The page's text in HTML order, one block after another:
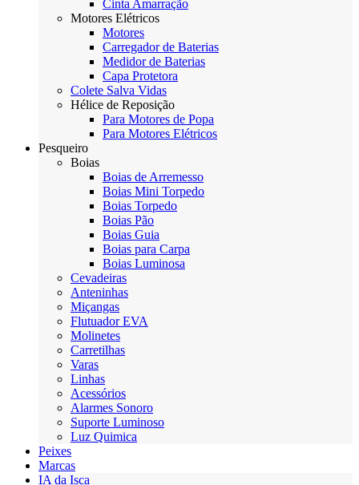
Cinta Amarração
Motores Elétricos
Motores
Carregador de Baterias
Medidor de Baterias
Capa Protetora
Colete Salva Vidas
Hélice de Reposição
Para Motores de Popa
Para Motores Elétricos
Pesqueiro
Boias
Boias de Arremesso
Boias Mini Torpedo
Boias Torpedo
Boias Pão
Boias Guia
Boias para Carpa
Boias Luminosa
Cevadeiras
Anteninhas
Miçangas
Flutuador EVA
Molinetes
Carretilhas
Varas
Linhas
Acessórios
Alarmes Sonoro
Suporte Luminoso
Luz Quimica
Peixes
Marcas
IA da Isca